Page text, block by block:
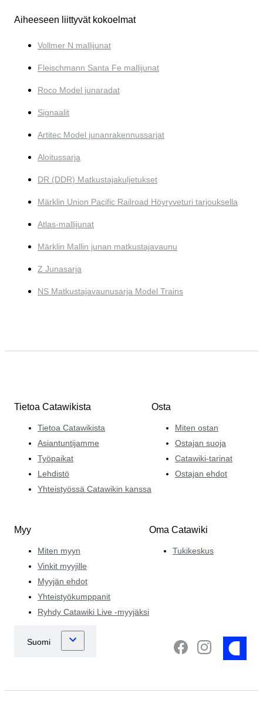
Aiheeseen liittyvät kokoelmat
Vollmer N mallijunat
Fleischmann Santa Fe mallijunat
Roco Model junaradat
Signaalit
Artitec Model junanrakennussarjat
Aloitussarja
DR (DDR) Matkustajakuljetukset
Märklin Union Pacific Railroad Höyryveturi tarjouksella
Atlas-mallijunat
Märklin Mallin junan matkustajavaunu
Z Junasarja
NS Matkustajavaunusarja Model Trains
Tietoa Catawikista
Tietoa Catawikista
Asiantuntijamme
Työpaikat
Lehdistö
Yhteistyössä Catawikin kanssa
Osta
Miten ostan
Ostajan suoja
Catawiki-tarinat
Ostajan ehdot
Myy
Miten myyn
Vinkit myyjille
Myyjän ehdot
Yhteistyökumppanit
Ryhdy Catawiki Live -myyjäksi
Oma Catawiki
Tukikeskus